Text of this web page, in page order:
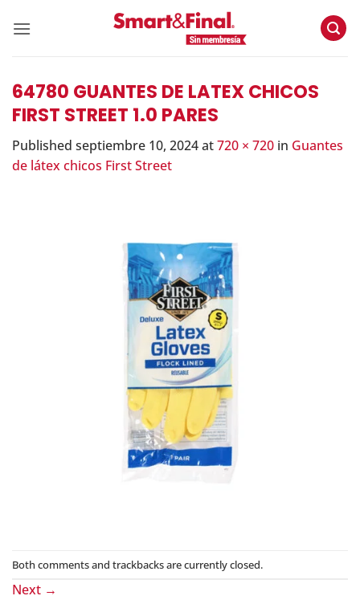
64780 GUANTES DE LATEX CHICOS
FIRST STREET 1.0 PARES
Published septiembre 10, 2024at720 × 720 in Guantes
de látex chicos First Street
Both comments and trackbacks are currently closed.
Next →